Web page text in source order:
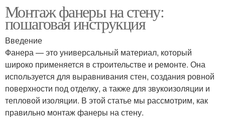
Монтаж фанеры на стену:
пошаговая инструкция
Введение
Фанера — это универсальный материал, который
широко применяется в строительстве и ремонте. Она
используется для выравнивания стен, создания ровной
поверхности под отделку, а также для звукоизоляции и
тепловой изоляции. В этой статье мы рассмотрим, как
правильно монтаж фанеры на стену.